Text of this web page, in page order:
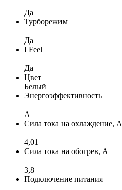
Да
Турборежим
Да
I Feel
Да
Цвет
Белый
Энергоэффективность
A
Сила тока на охлаждение, А
4,01
Сила тока на обогрев, А
3,8
Подключение питания